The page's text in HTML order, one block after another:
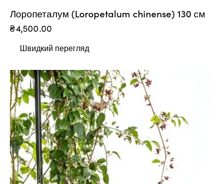
Лоропеталум (Loropetalum chinense) 130 см
₴4,500.00
Швидкий перегляд